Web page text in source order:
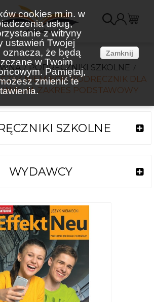
cookies m.in. w
usług,
z witryny
ustawień Twojej
oznacza, że będą
w Twoim
Pamiętaj,
zmienić te
Zamknij
PODRĘCZNIKI SZKOLNE
NIEMIECKI PODRĘCZNIK DLA
ZAKRES PODSTAWOWY
SZKOLNE
WYDAWCY